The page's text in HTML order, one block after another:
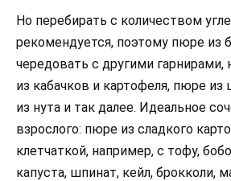
Но перебирать с количеством
рекомендуется, поэтому пюре из
чередовать с другими
из кабачков и картофеля, пюре из
из нута и так далее. Идеальное
взрослого: пюре из сладкого
клетчаткой, например, с тофу,
капуста, шпинат, кейл, брокколи,